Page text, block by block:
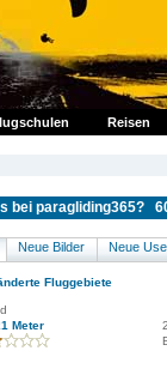
Reisen
bei paragliding365?
Neue Bilder Neue
Fluggebiete
Meter